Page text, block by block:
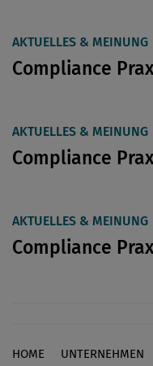
AKTUELLES & MEINUNG
Compliance
AKTUELLES & MEINUNG
Compliance
AKTUELLES & MEINUNG
Compliance
Footer
HOME UNTERNEHMEN